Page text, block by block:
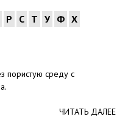
Р С Т У Ф Х
пористую среду с
ЧИТАТЬ ДАЛЕЕ